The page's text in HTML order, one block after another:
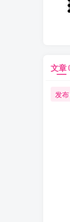
文章
发布